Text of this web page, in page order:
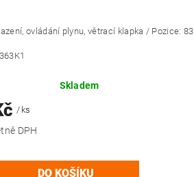
ovládání plynu, větrací klapka / Pozice: 83
Skladem
/ ks
včetně DPH